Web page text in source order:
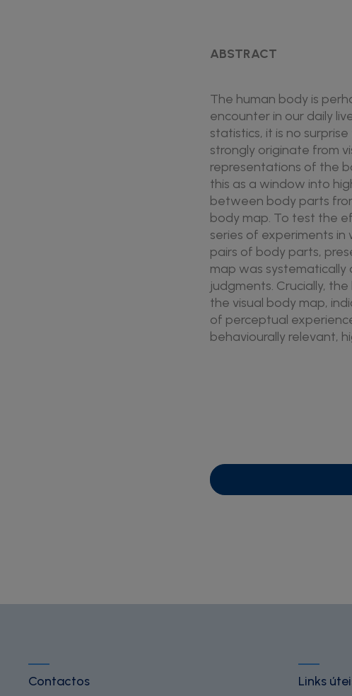
ABSTRACT
The human body is
encounter in our daily
statistics, it is no
strongly originate from
representations of the
this as a window into
between body parts
body map. To test the
series of experiments
pairs of body parts,
map was
judgments. Crucially,
the visual body map,
of perceptual
behaviourally relevant,
Contactos Links